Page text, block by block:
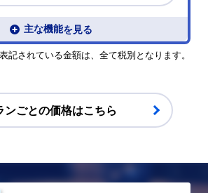
ック連携の詳細はこちら
主な機能
記されている金額は、全て税別となります。
ンごとの価格はこちら